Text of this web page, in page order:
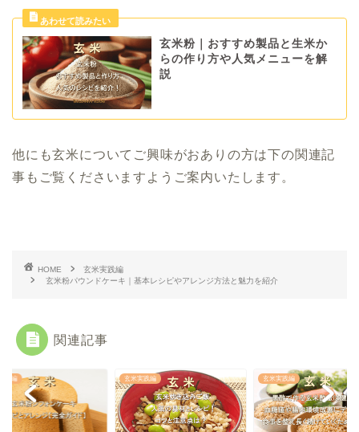
玄米粉｜おすすめ製品と生米か
らの作り方や人気メニューを解
説
他にも玄米についてご興味がおありの方は下の関連記
事もご覧くださいますようご案内いたします。
HOME
玄米実践編
玄米粉パウンドケーキ｜基本レシピやアレンジ方法と魅力を紹介
関連記事
践編 玄米実践編 玄米実践編